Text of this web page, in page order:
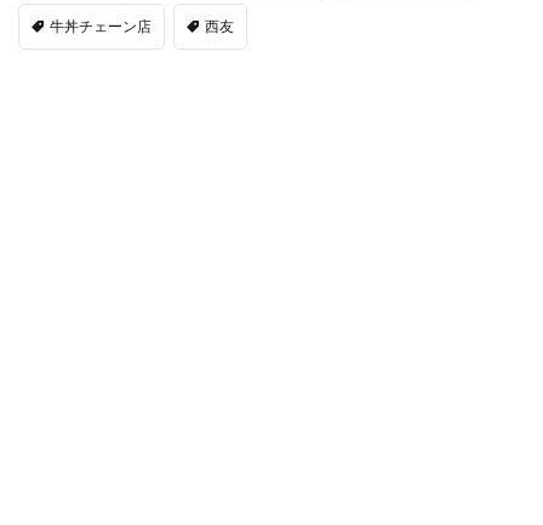
牛丼チェーン店 西友